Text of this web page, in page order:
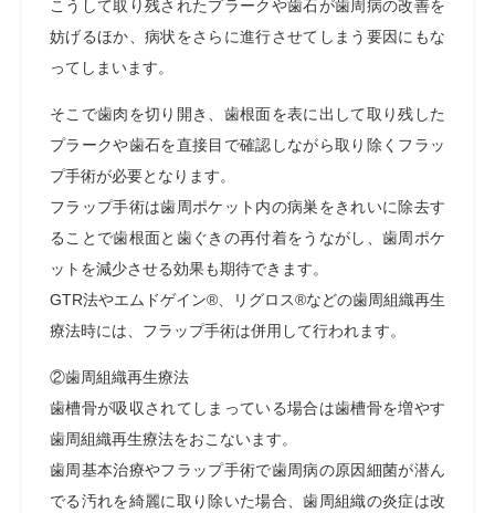
こうして取り残されたプラークや歯石が歯周病の改善を
妨げるほか、病状をさらに進行させてしまう要因にもな
ってしまいます。
そこで歯肉を切り開き、歯根面を表に出して取り残した
プラークや歯石を直接目で確認しながら取り除くフラッ
プ手術が必要となります。
フラップ手術は歯周ポケット内の病巣をきれいに除去す
ることで歯根面と歯ぐきの再付着をうながし、歯周ポケ
ットを減少させる効果も期待できます。
GTR法やエムドゲイン®、リグロス®などの歯周組織再生
療法時には、フラップ手術は併用して行われます。
②歯周組織再生療法
歯槽骨が吸収されてしまっている場合は歯槽骨を増やす
歯周組織再生療法をおこないます。
歯周基本治療やフラップ手術で歯周病の原因細菌が潜ん
でる汚れを綺麗に取り除いた場合、歯周組織の炎症は改